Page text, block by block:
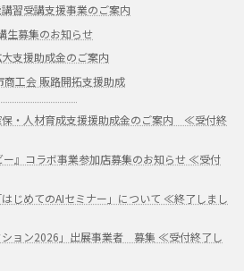
習受講支援事業のご案内
生募集のお知らせ
支援助成金のご案内
工会 販路開拓支援助成
保・人材育成支援援助成金のご案内 ≪受付終
ー』コラボ事業参加店募集のお知らせ ≪受付
じめてのAIセミナー」について ≪終了しまし
ション2026」出展事業者 募集 ≪受付終了し